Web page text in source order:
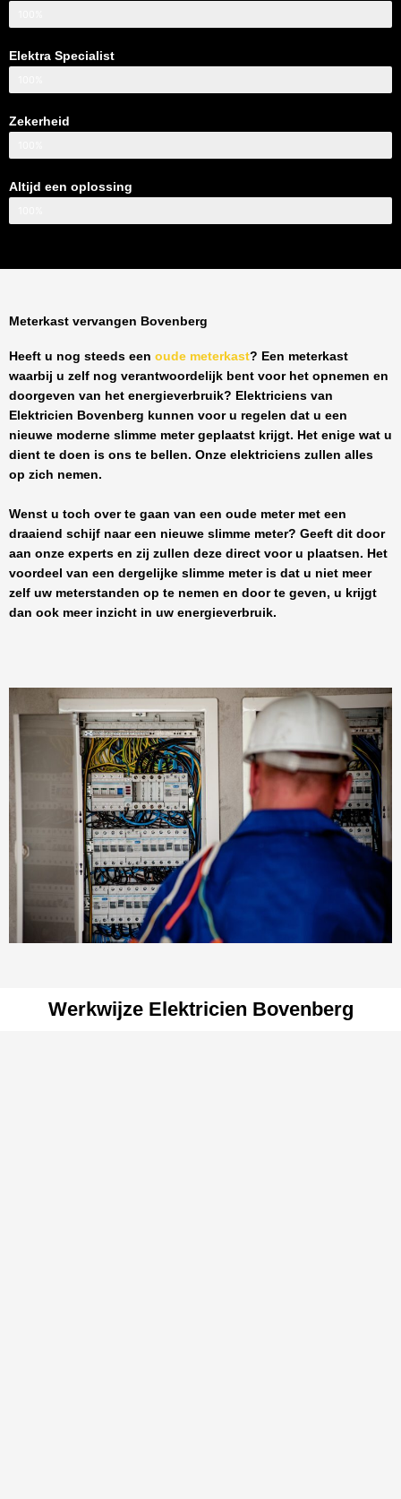
Elektra Specialist
Zekerheid
Altijd een oplossing
Meterkast vervangen Bovenberg
Heeft u nog steeds een oude meterkast? Een meterkast
waarbij u zelf nog verantwoordelijk bent voor het opnemen en
doorgeven van het energieverbruik? Elektriciens van
Elektricien Bovenberg kunnen voor u regelen dat u een
nieuwe moderne slimme meter geplaatst krijgt. Het enige wat u
dient te doen is ons te bellen. Onze elektriciens zullen alles
op zich nemen.
Wenst u toch over te gaan van een oude meter met een
draaiend schijf naar een nieuwe slimme meter? Geeft dit door
aan onze experts en zij zullen deze direct voor u plaatsen. Het
voordeel van een dergelijke slimme meter is dat u niet meer
zelf uw meterstanden op te nemen en door te geven, u krijgt
dan ook meer inzicht in uw energieverbruik.
Werkwijze Elektricien Bovenberg